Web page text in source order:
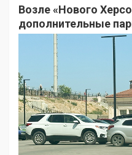
Возле «Нового
дополнительные